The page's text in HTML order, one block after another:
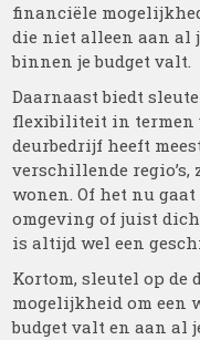
financiële
die niet alleen aan al
binnen je budget valt.
Daarnaast biedt
flexibiliteit in termen
deurbedrijf heeft
verschillende
wonen. Of het nu
omgeving of juist
is altijd wel een
Kortom, sleutel op de
mogelijkheid om een
budget valt en aan al